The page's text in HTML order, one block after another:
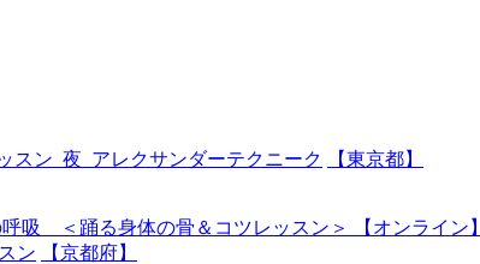
スン_夜_アレクサンダーテクニーク 【東京都】
吸 ＜踊る身体の骨＆コツレッスン＞
【オンライン】
ン
【京都府】